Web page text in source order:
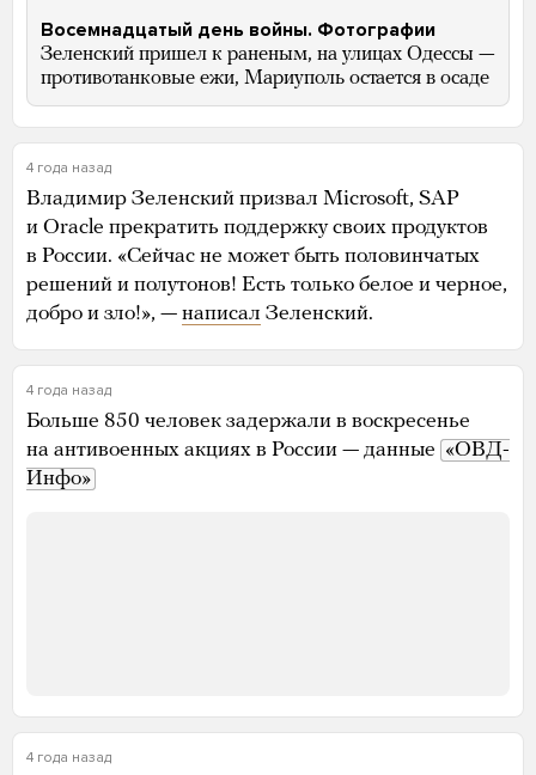
Восемнадцатый день войны. Фотографии
Зеленский пришел к раненым, на улицах Одессы —
противотанковые ежи, Мариуполь остается в осаде
4 года назад
Владимир Зеленский призвал Microsoft, SAP
и Oracle прекратить поддержку своих продуктов
в России. «Сейчас не может быть половинчатых
решений и полутонов! Есть только белое и черное,
добро и зло!», — написал Зеленский.
4 года назад
Больше 850 человек задержали в воскресенье
на антивоенных акциях в России — данные «ОВД-
Инфо»
4 года назад